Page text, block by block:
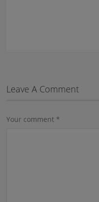
Leave A Comment
Your comment *